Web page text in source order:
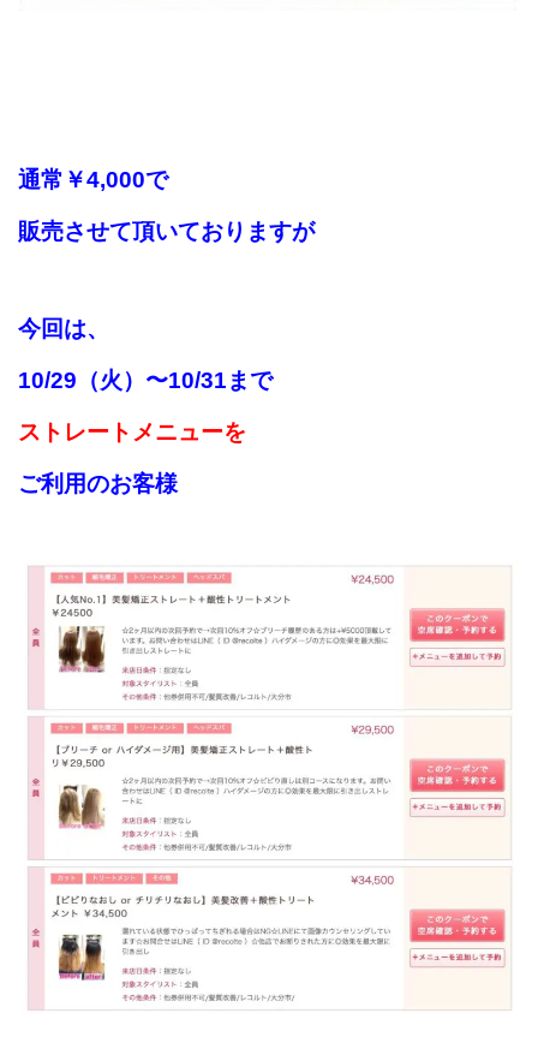
通常 ￥4,000で
販売させて頂いておりますが
今回は、
10/29（火）〜10/31まで
ストレートメニューを
ご利用のお客様